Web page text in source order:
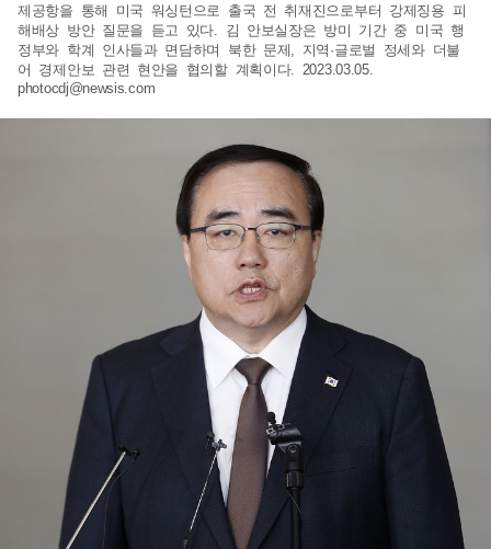
제공항을 통해 미국 워싱턴으로 출국 전 취재진으로부터 강제징용 피
해배상 방안 질문을 듣고 있다. 김 안보실장은 방미 기간 중 미국 행
정부와 학계 인사들과 면담하며 북한 문제, 지역·글로벌 정세와 더불
어 경제안보 관련 현안을 협의할 계획이다. 2023.03.05.
photocdj@newsis.com